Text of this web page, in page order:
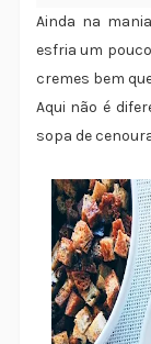
Ainda na
esfria um
cremes bem
Aqui não é
sopa de